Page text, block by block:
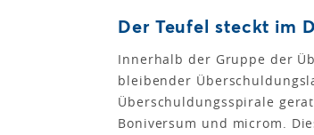
Der Teufel steckt im
Innerhalb der Gruppe der
bleibender
Überschuldungsspirale
Boniversum und microm.